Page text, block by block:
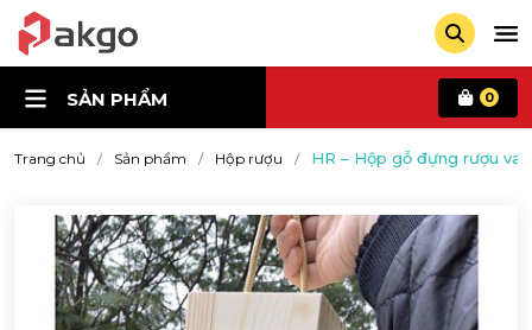
SẢN PHẨM 0
Trang chủ Sản phẩm Hộp rượu HR – Hộp gỗ đựng rượu